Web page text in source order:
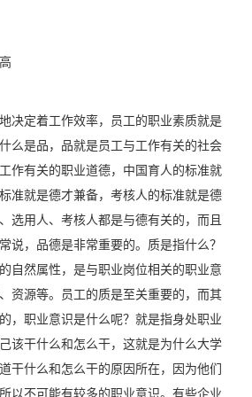
决定着工作效率，员工的职业素质就是
么是品，品就是员工与工作有关的社会
作有关的职业道德，中国育人的标准就
准就是德才兼备，考核人的标准就是德
选用人、考核人都是与德有关的，而且
说，品德是非常重要的。质是指什么？
自然属性，是与职业岗位相关的职业意
资源等。员工的质是至关重要的，而其
，职业意识是什么呢？就是指身处职业
该干什么和怎么干，这就是为什么大学
干什么和怎么干的原因所在，因为他们
以不可能有较多的职业意识。有些企业